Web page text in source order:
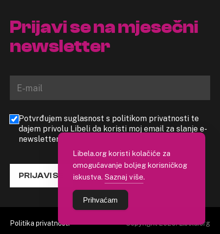
Prijavi se na mjesečni
newsletter
Potvrđujem suglasnost s politikom privatnosti te
dajem privolu Libeli da koristi moj email za slanje e-
newslettera
PRIJAVI SE
Politika privatnosti Copyright 2026. Libela.org
Libela.org koristi kolačiće za
omogućavanje boljeg korisničkog
iskustva. Saznaj više.
Prihvaćam